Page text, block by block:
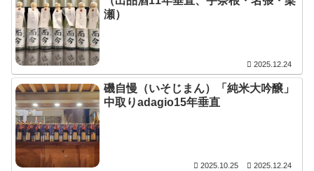
瀬）
2025.12.24
磯自慢（いそじまん）「純米大吟醸」
中取りadagio15年垂直
2025.10.25 2025.12.24